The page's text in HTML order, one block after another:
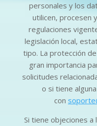
personales y los
utilicen, procesen
regulaciones
legislación local,
tipo. La protección
gran importancia
solicitudes
o si tiene
con
Si tiene objeciones a